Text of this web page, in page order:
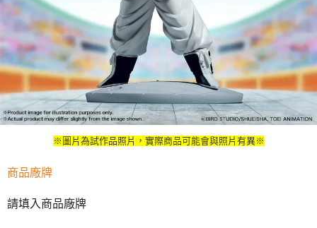
※圖片為試作品照片，實際商品可能會與照片有異※
商品廠牌
請填入商品廠牌